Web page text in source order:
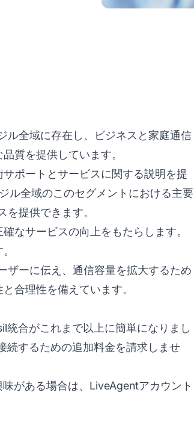
ル全域に存在し、ビジネスと家庭通信
質を提供しています。
ポートとサービスに関する説明を提
ル全域のこのセグメントにおける主要
提供できます。
なサービスの向上をもたらします。
ザーに伝え、通信容量を拡大するため
合理性を備えています。
合がこれまで以上に簡単になりまし
続するための追加料金を請求しませ
がある場合は、LiveAgentアカウント